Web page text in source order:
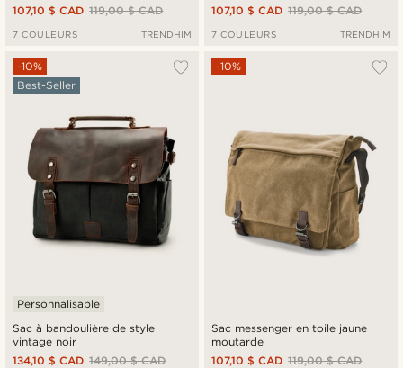
119,00 $ CAD
107,10 $ CAD
7 COULEURS TRENDHIM
119,00 $ CAD
107,10 $ CAD
7 COULEURS TRENDHIM
Sac à bandoulière de style
vintage noir
-10%
Best-Seller
Personnalisable
149,00 $ CAD
134,10 $ CAD
Sac messenger en toile jaune
moutarde
-10%
119,00 $ CAD
107,10 $ CAD